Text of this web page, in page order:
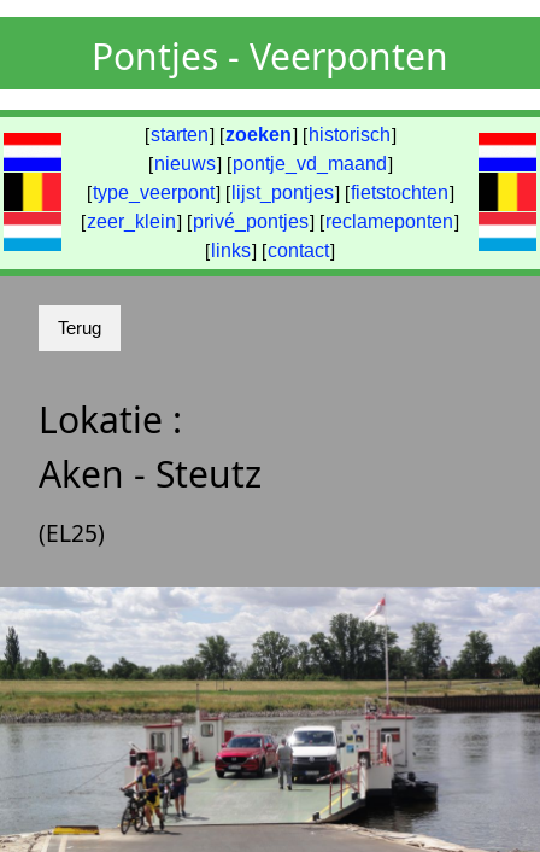
Pontjes - Veerponten
[starten] [zoeken] [ historisch]
[nieuws] [pontje_vd_maand]
[type_veerpont] [ lijst_pontjes] [fietstochten]
[zeer_klein] [privé_pontjes] [reclameponten]
[ links] [contact]
Lokatie :
Aken - Steutz
(EL25)